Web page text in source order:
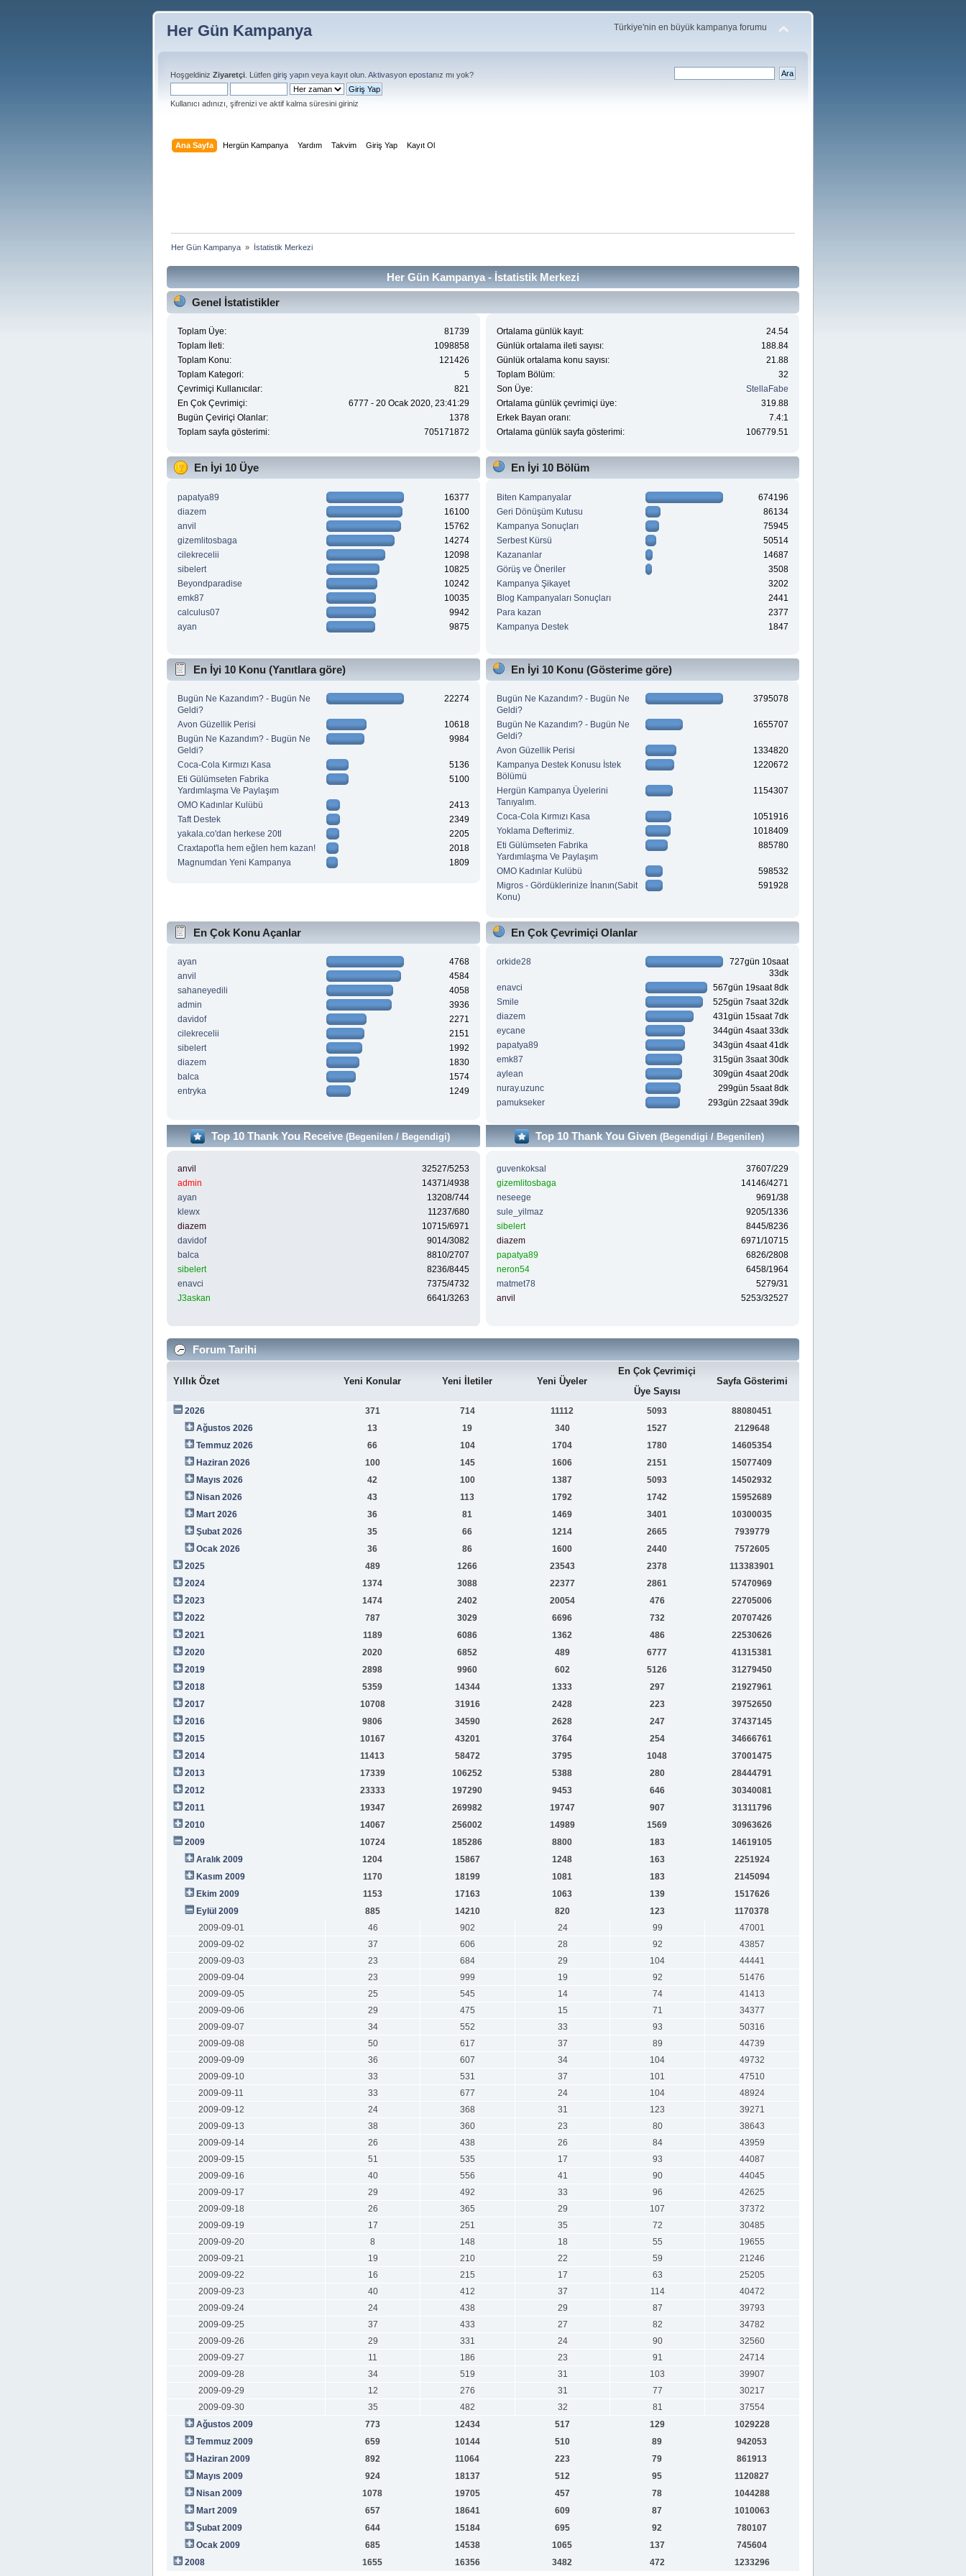
Her Gün Kampanya Türkiye'nin en büyük kampanya forumu
Hoşgeldiniz Ziyaretçi . Lütfen giriş yapın veya kayıt olun Aktivasyon epostanız mı yok?
Kullanıcı adınızı, şifrenizi ve aktif kalma süresini giriniz
Ana Sayfa Hergün Kampanya Yardım Takvim Giriş Yap Kayıt Ol
Her Gün Kampanya » İstatistik Merkezi
Her Gün Kampanya - İstatistik Merkezi
Genel İstatistikler
Toplam Üye:
81739
Toplam İleti:
1098858
Toplam Konu:
121426
Toplam Kategori:
5
Çevrimiçi Kullanıcılar:
821
En Çok Çevrimiçi:
6777 - 20 Ocak 2020, 23:41:29
Bugün Çeviriçi Olanlar:
1378
Toplam sayfa gösterimi:
705171872
Ortalama günlük kayıt:
24.54
Günlük ortalama ileti sayısı:
188.84
Günlük ortalama konu sayısı:
21.88
Toplam Bölüm:
32
Son Üye:
StellaFabe
Ortalama günlük çevrimiçi üye:
319.88
Erkek Bayan oranı:
7.4:1
Ortalama günlük sayfa gösterimi:
106779.51
En İyi 10 Üye
papatya89
16377
diazem
16100
anvil
15762
gizemlitosbaga
14274
cilekrecelii
12098
sibelert
10825
Beyondparadise
10242
emk87
10035
calculus07
9942
ayan
9875
En İyi 10 Bölüm
Biten Kampanyalar
674196
Geri Dönüşüm Kutusu
86134
Kampanya Sonuçları
75945
Serbest Kürsü
50514
Kazananlar
14687
Görüş ve Öneriler
3508
Kampanya Şikayet
3202
Blog Kampanyaları Sonuçları
2441
Para kazan
2377
Kampanya Destek
1847
En İyi 10 Konu (Yanıtlara göre)
Bugün Ne Kazandım? - Bugün Ne
Geldi?
22274
Avon Güzellik Perisi
10618
Bugün Ne Kazandım? - Bugün Ne
Geldi?
9984
Coca-Cola Kırmızı Kasa
5136
Eti Gülümseten Fabrika
Yardımlaşma Ve Paylaşım
5100
OMO Kadınlar Kulübü
2413
Taft Destek
2349
yakala.co'dan herkese 20tl
2205
Craxtapot'la hem eğlen hem kazan!
2018
Magnumdan Yeni Kampanya
1809
En İyi 10 Konu (Gösterime göre)
Bugün Ne Kazandım? - Bugün Ne
Geldi?
3795078
Bugün Ne Kazandım? - Bugün Ne
Geldi?
1655707
Avon Güzellik Perisi
1334820
Kampanya Destek Konusu İstek
Bölümü
1220672
Hergün Kampanya Üyelerini
Tanıyalım.
1154307
Coca-Cola Kırmızı Kasa
1051916
Yoklama Defterimiz.
1018409
Eti Gülümseten Fabrika
Yardımlaşma Ve Paylaşım
885780
OMO Kadınlar Kulübü
598532
Migros - Gördüklerinize İnanın(Sabit
Konu)
591928
En Çok Konu Açanlar
ayan
4768
anvil
4584
sahaneyedili
4058
admin
3936
davidof
2271
cilekrecelii
2151
sibelert
1992
diazem
1830
balca
1574
entryka
1249
En Çok Çevrimiçi Olanlar
orkide28
727gün 10saat
33dk
enavci
567gün 19saat 8dk
Smile
525gün 7saat 32dk
diazem
431gün 15saat 7dk
eycane
344gün 4saat 33dk
papatya89
343gün 4saat 41dk
emk87
315gün 3saat 30dk
aylean
309gün 4saat 20dk
nuray.uzunc
299gün 5saat 8dk
pamukseker
293gün 22saat 39dk
Top 10 Thank You Receive (Begenilen / Begendigi)
anvil
32527/5253
admin
14371/4938
ayan
13208/744
klewx
11237/680
diazem
10715/6971
davidof
9014/3082
balca
8810/2707
sibelert
8236/8445
enavci
7375/4732
J3askan
6641/3263
Top 10 Thank You Given(Begendigi / Begenilen)
guvenkoksal
37607/229
gizemlitosbaga
14146/4271
neseege
9691/38
sule_yilmaz
9205/1336
sibelert
8445/8236
diazem
6971/10715
papatya89
6826/2808
neron54
6458/1964
matmet78
5279/31
anvil
5253/32527
Forum Tarihi
Yıllık Özet Yeni Konular Yeni İletiler Yeni Üyeler
En Çok Çevrimiçi
Üye Sayısı
Sayfa Gösterimi
2026 371 714 11112 5093
88080451
Ağustos 2026
13 19 340 1527
2129648
Temmuz 2026
66 104 1704 1780
14605354
Haziran 2026
100 145 1606 2151
15077409
Mayıs 2026
42 100 1387 5093
14502932
Nisan 2026
43 113 1792 1742
15952689
Mart 2026
36 81 1469 3401
10300035
Şubat 2026
35 66 1214 2665
7939779
Ocak 2026
36 86 1600 2440
7572605
2025
489 1266 23543 2378
113383901
2024
1374 3088 22377 2861
57470969
2023
1474 2402 20054 476
22705006
2022
787 3029 6696 732
20707426
2021
1189 6086 1362 486
22530626
2020
2020 6852 489 6777
41315381
2019
2898 9960 602 5126
31279450
2018
5359 14344 1333 297
21927961
2017
10708 31916 2428 223
39752650
2016
9806 34590 2628 247
37437145
2015
10167 43201 3764 254
34666761
2014
11413 58472 3795 1048
37001475
2013
17339 106252 5388 280
28444791
2012
23333 197290 9453 646
30340081
2011
19347 269982 19747 907
31311796
2010
14067 256002 14989 1569
30963626
2009
10724 185286 8800 183
14619105
Aralık 2009
1204 15867 1248 163
2251924
Kasım 2009
1170 18199 1081 183
2145094
Ekim 2009
1153 17163 1063 139
1517626
Eylül 2009
885 14210 820 123
1170378
2009-09-01
46 902 24 99
47001
2009-09-02
37 606 28 92
43857
2009-09-03
23 684 29 104
44441
2009-09-04
23 999 19 92
51476
2009-09-05
25 545 14 74
41413
2009-09-06
29 475 15 71
34377
2009-09-07
34 552 33 93
50316
2009-09-08
50 617 37 89
44739
2009-09-09
36 607 34 104
49732
2009-09-10
33 531 37 101
47510
2009-09-11
33 677 24 104
48924
2009-09-12
24 368 31 123
39271
2009-09-13
38 360 23 80
38643
2009-09-14
26 438 26 84
43959
2009-09-15
51 535 17 93
44087
2009-09-16
40 556 41 90
44045
2009-09-17
29 492 33 96
42625
2009-09-18
26 365 29 107
37372
2009-09-19
17 251 35 72
30485
2009-09-20
8 148 18 55
19655
2009-09-21
19 210 22 59
21246
2009-09-22
16 215 17 63
25205
2009-09-23
40 412 37 114
40472
2009-09-24
24 438 29 87
39793
2009-09-25
37 433 27 82
34782
2009-09-26
29 331 24 90
32560
2009-09-27
11 186 23 91
24714
2009-09-28
34 519 31 103
39907
2009-09-29
12 276 31 77
30217
2009-09-30
35 482 32 81
37554
Ağustos 2009
773 12434 517 129
1029228
Temmuz 2009
659 10144 510 89
942053
Haziran 2009
892 11064 223 79
861913
Mayıs 2009
924 18137 512 95
1120827
Nisan 2009
1078 19705 457 78
1044288
Mart 2009
657 18641 609 87
1010063
Şubat 2009
644 15184 695 92
780107
Ocak 2009
685 14538 1065 137
745604
2008
1655 16356 3482 472 1233296